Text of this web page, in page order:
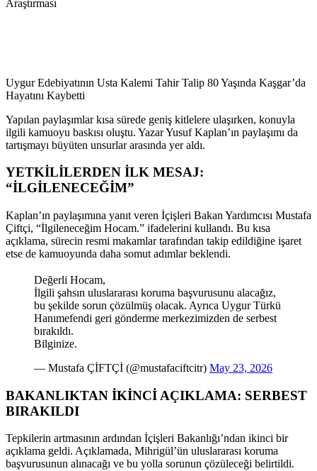
Araştırması
Uygur Edebiyatının Usta Kalemi Tahir Talip 80 Yaşında Kaşgar’da
Hayatını Kaybetti
Yapılan paylaşımlar kısa sürede geniş kitlelere ulaşırken, konuyla
ilgili kamuoyu baskısı oluştu. Yazar Yusuf Kaplan’ın paylaşımı da
tartışmayı büyüten unsurlar arasında yer aldı.
YETKİLİLERDEN İLK MESAJ:
“İLGİLENECEĞİM”
Kaplan’ın paylaşımına yanıt veren İçişleri Bakan Yardımcısı Mustafa
Çiftçi, “İlgileneceğim Hocam.” ifadelerini kullandı. Bu kısa
açıklama, sürecin resmi makamlar tarafından takip edildiğine işaret
etse de kamuoyunda daha somut adımlar beklendi.
Değerli Hocam,
İlgili şahsın uluslararası koruma başvurusunu alacağız,
bu şekilde sorun çözülmüş olacak. Ayrıca Uygur Türkü
Hanımefendi geri gönderme merkezimizden de serbest
bırakıldı.
Bilginize.
— Mustafa ÇİFTÇİ (@mustafaciftcitr) May 23, 2026
BAKANLIKTAN İKİNCİ AÇIKLAMA: SERBEST
BIRAKILDI
Tepkilerin artmasının ardından İçişleri Bakanlığı’ndan ikinci bir
açıklama geldi. Açıklamada, Mihrigül’ün uluslararası koruma
başvurusunun alınacağı ve bu yolla sorunun çözüleceği belirtildi.